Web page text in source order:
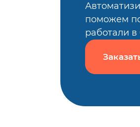
поможем
работали в